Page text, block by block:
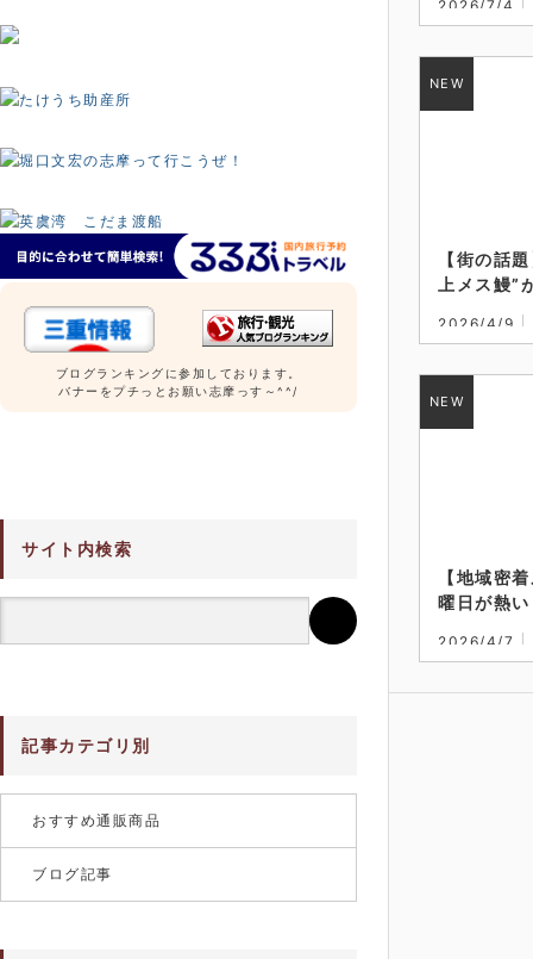
2026/7/4
【街の話
上メス鰻”
2026/4/9
【地域密
曜日が熱
2026/4/7
ブログランキングに参加しております。
バナーをプチっとお願い志摩っす～^^/
サイト内検索
記事カテゴリ別
おすすめ通販商品
ブログ記事